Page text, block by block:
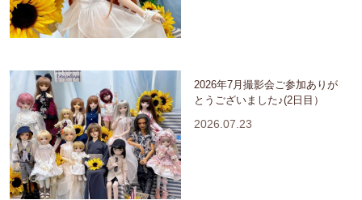
2026年7月撮影会ご参加ありが
とうございました♪(2日目）
2026.07.23